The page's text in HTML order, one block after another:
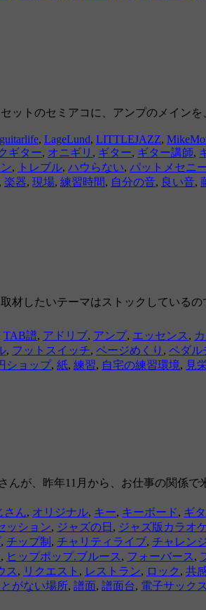
ットのセミアコに、アンプのメイン
, LageLund, LITTLEJAZZ,
ギター, オニギリ , ギター, ギター講師,
, トレブル, ハウらない, パットメセニ
, 楽器, 現場, 練習時間, 自分の音, 良い音,
したいテーマはストックしている
TAB譜, アドリブ, アンプ, エッセンス ,
, フットスイッチ, ページめくり , ペダル
ショップ, 紙, 練習, 自宅の練習環境, 見
が、昨年11月から、お仕事の関係
さん, オリジナル, キー, キーボード, ギ
ッション, ジャズの日 , ジャズ版カラオ
, チップ制 , チャリティライブ, チャレン
, ヒップポップ.ブルース , フォーバース ,
ス , リクエスト , レストラン, ロック , 共
がない場所, 譜面, 譜面台, 電子サックス